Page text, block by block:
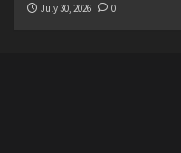
July 30, 2026
0